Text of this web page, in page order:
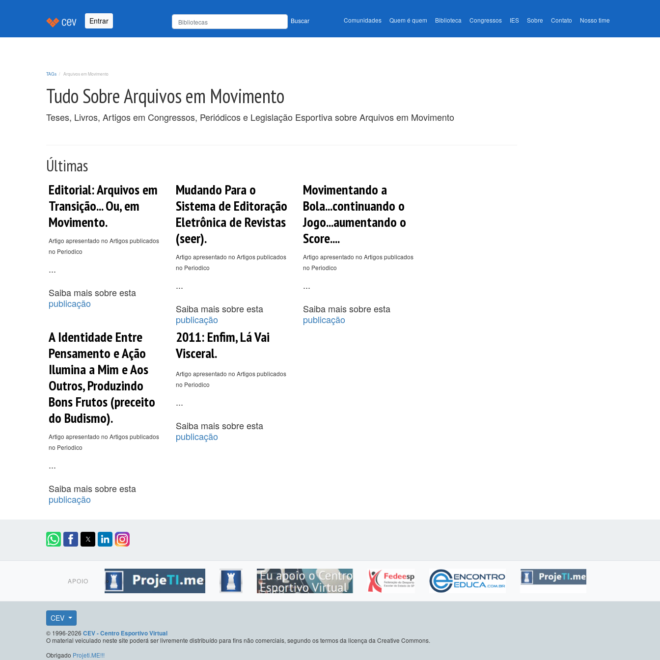
Entrar Buscar Comunidades Quem é quem Biblioteca Congressos IES Sobre Contato Nosso time
TAGs Arquivos em Movimento
Tudo Sobre Arquivos em Movimento
Teses, Livros, Artigos em Congressos, Periódicos e Legislação Esportiva sobre Arquivos em Movimento
Últimas
Editorial: Arquivos em
Transição... Ou, em
Movimento.
Artigo apresentado no Artigos publicados
no Periodico
...
Saiba mais sobre esta
publicação
Mudando Para o
Sistema de Editoração
Eletrônica de Revistas
(seer).
Artigo apresentado no Artigos publicados
no Periodico
...
Saiba mais sobre esta
publicação
Movimentando a
Bola...continuando o
Jogo...aumentando o
Score....
Artigo apresentado no Artigos publicados
no Periodico
...
Saiba mais sobre esta
publicação
A Identidade Entre
Pensamento e Ação
Ilumina a Mim e Aos
Outros, Produzindo
Bons Frutos (preceito
do Budismo).
Artigo apresentado no Artigos publicados
no Periodico
...
Saiba mais sobre esta
publicação
2011: Enfim, Lá Vai
Visceral.
Artigo apresentado no Artigos publicados
no Periodico
...
Saiba mais sobre esta
publicação
APOIO
CEV
© 1996-2026 CEV - Centro Esportivo Virtual
O material veiculado neste site poderá ser livremente distribuído para fins não comerciais, segundo os termos da licença da Creative Commons.
Obrigado Projeti.ME!!!